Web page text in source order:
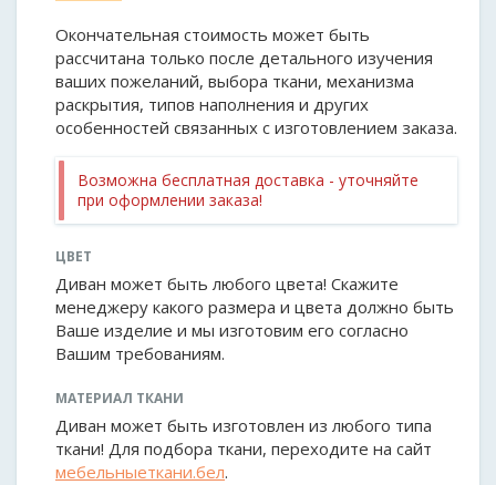
Окончательная стоимость может быть
рассчитана только после детального изучения
ваших пожеланий, выбора ткани, механизма
раскрытия, типов наполнения и других
особенностей связанных с изготовлением заказа.
Возможна бесплатная доставка - уточняйте
при оформлении заказа!
ЦВЕТ
Диван может быть любого цвета! Скажите
менеджеру какого размера и цвета должно быть
Ваше изделие и мы изготовим его согласно
Вашим требованиям.
МАТЕРИАЛ ТКАНИ
Диван может быть изготовлен из любого типа
ткани! Для подбора ткани, переходите на сайт
мебельныеткани.бел.